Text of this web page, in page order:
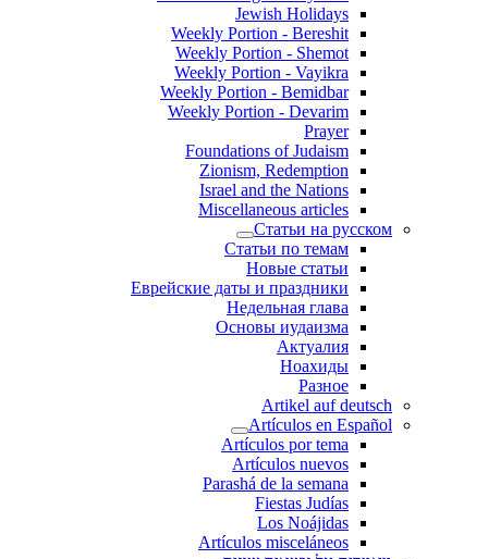
Jewish Holidays
Weekly Portion - Bereshit
Weekly Portion - Shemot
Weekly Portion - Vayikra
Weekly Portion - Bemidbar
Weekly Portion - Devarim
Prayer
Foundations of Judaism
Zionism, Redemption
Israel and the Nations
Miscellaneous articles
Статьи на русском
Статьи по темам
Новые статьи
Еврейские даты и праздники
Недельная глава
Основы иудаизма
Актуалия
Ноахиды
Разное
Artikel auf deutsch
Artículos en Español
Artículos por tema
Artículos nuevos
Parashá de la semana
Fiestas Judías
Los Noájidas
Artículos misceláneos